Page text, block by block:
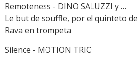
Remoteness - DINO SALUZZI y …
Le but de souffle, por el quinteto
Rava en trompeta
Silence - MOTION TRIO